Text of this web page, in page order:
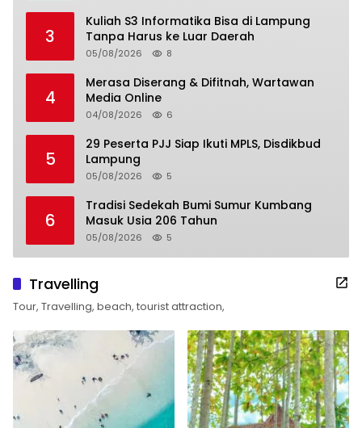
3
Kuliah S3 Informatika Bisa di Lampung
Tanpa Harus ke Luar Daerah
05/08/2026 8
4
Merasa Diserang & Difitnah, Wartawan
Media Online
04/08/2026 6
5
29 Peserta PJJ Siap Ikuti MPLS, Disdikbud
Lampung
05/08/2026 5
6
Tradisi Sedekah Bumi Sumur Kumbang
Masuk Usia 206 Tahun
05/08/2026 5
Travelling
Tour, Travelling, beach, tourist attraction,